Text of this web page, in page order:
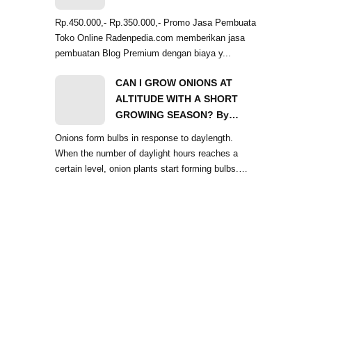
Rp.450.000,- Rp.350.000,- Promo Jasa Pembuata
Toko Online Radenpedia.com memberikan jasa
pembuatan Blog Premium dengan biaya y...
CAN I GROW ONIONS AT
ALTITUDE WITH A SHORT
GROWING SEASON? By
Onions form bulbs in response to daylength.
When the number of daylight hours reaches a
certain level, onion plants start forming bulbs.